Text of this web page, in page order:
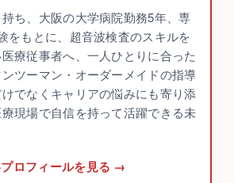
ち、大阪の大学病院勤務5年、専
をもとに、超音波検査のスキルを
療従事者へ、一人ひとりに合った
ツーマン・オーダーメイドの指導
でなくキャリアの悩みにも寄り添
現場で自信を持って活躍できる未
ロフィールを見る